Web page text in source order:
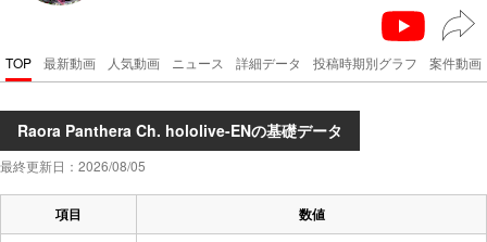
TOP 最新動画 人気動画 ニュース 詳細データ 投稿時期別グラフ 案件動画
Raora Panthera Ch. hololive-ENの基礎データ
最終更新日：2026/08/05
項目 数値